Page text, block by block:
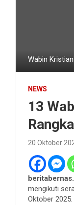
Wabin
NEWS
13
20 Oktober
mengikuti
Oktober 2025.